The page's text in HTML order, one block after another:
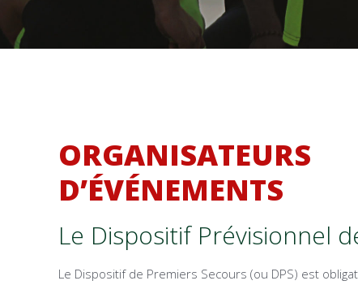
ORGANISATEURS
D’ÉVÉNEMENTS
Le Dispositif Prévisionnel
Le Dispositif de Premiers Secours (ou DPS) est